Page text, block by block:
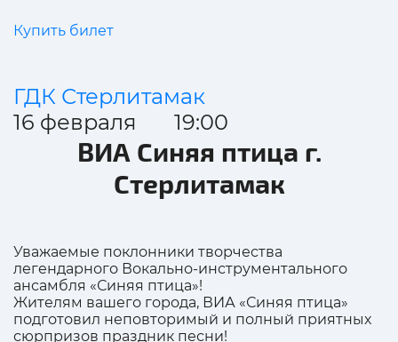
Купить билет
ГДК Стерлитамак
16 февраля 19:00
ВИА Синяя птица г.
Стерлитамак
Уважаемые поклонники творчества
легендарного Вокально-инструментального
ансамбля «Синяя птица»!
Жителям вашего города, ВИА «Синяя птица»
подготовил неповторимый и полный приятных
сюрпризов праздник песни!